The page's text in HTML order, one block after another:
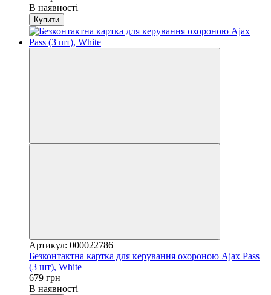
В наявності
Купити
Артикул: 000022786
Безконтактна картка для керування охороною Ajax Pass
(3 шт), White
679 грн
В наявності